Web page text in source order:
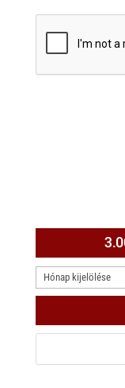
3.000
ÍRÁS